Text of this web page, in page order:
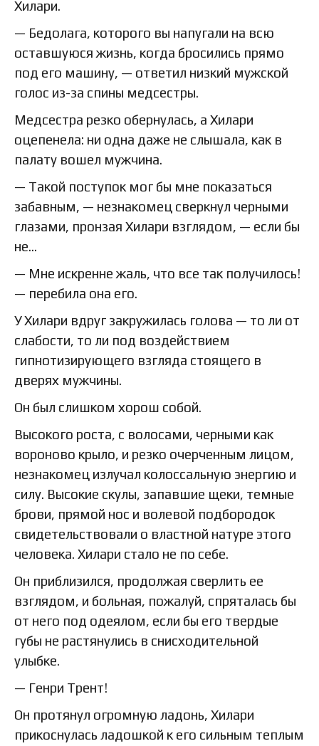
Хилари.
— Бедолага, которого вы напугали на всю
оставшуюся жизнь, когда бросились прямо
под его машину, — ответил низкий мужской
голос из-за спины медсестры.
Медсестра резко обернулась, а Хилари
оцепенела: ни одна даже не слышала, как в
палату вошел мужчина.
— Такой поступок мог бы мне показаться
забавным, — незнакомец сверкнул черными
глазами, пронзая Хилари взглядом, — если бы
не…
— Мне искренне жаль, что все так получилось!
— перебила она его.
У Хилари вдруг закружилась голова — то ли от
слабости, то ли под воздействием
гипнотизирующего взгляда стоящего в
дверях мужчины.
Он был слишком хорош собой.
Высокого роста, с волосами, черными как
вороново крыло, и резко очерченным лицом,
незнакомец излучал колоссальную энергию и
силу. Высокие скулы, запавшие щеки, темные
брови, прямой нос и волевой подбородок
свидетельствовали о властной натуре этого
человека. Хилари стало не по себе.
Он приблизился, продолжая сверлить ее
взглядом, и больная, пожалуй, спряталась бы
от него под одеялом, если бы его твердые
губы не растянулись в снисходительной
улыбке.
— Генри Трент!
Он протянул огромную ладонь, Хилари
прикоснулась ладошкой к его сильным теплым